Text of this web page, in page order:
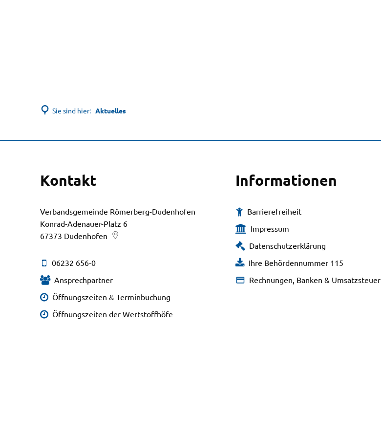
Sie sind hier: Aktuelles
Kontakt
Verbandsgemeinde Römerberg-Dudenhofen
Konrad-Adenauer-Platz 6
67373 Dudenhofen
06232 656-0
Ansprechpartner
Öffnungszeiten & Terminbuchung
Öffnungszeiten der Wertstoffhöfe
Informationen
Barrierefreiheit
Impressum
Datenschutzerklärung
Ihre Behördennummer 115
Rechnungen, Banken & Umsatzsteuer